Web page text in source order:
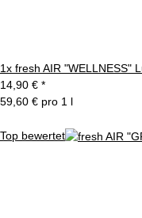
1x fresh AIR "WELLNESS"
14,90 € *
59,60 € pro 1 l
Top bewertet